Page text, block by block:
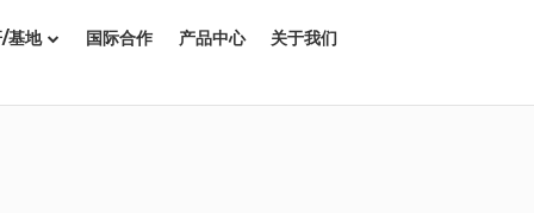
基地 国际合作 产品中心 关于我们